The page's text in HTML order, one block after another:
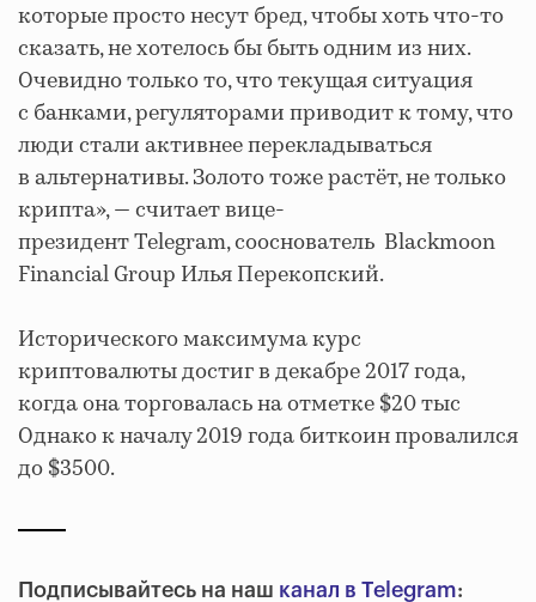
которые просто несут бред, чтобы хоть что-то
сказать, не хотелось бы быть одним из них.
Очевидно только то, что текущая ситуация
с банками, регуляторами приводит к тому, что
люди стали активнее перекладываться
в альтернативы. Золото тоже растёт, не только
крипта», — считает вице-
президент Telegram, сооснователь Blackmoon
Financial Group Илья Перекопский.
Исторического максимума курс
криптовалюты достиг в декабре 2017 года,
когда она торговалась на отметке $20 тыс
Однако к началу 2019 года биткоин провалился
до $3500.
Подписывайтесь на наш канал в Telegram: